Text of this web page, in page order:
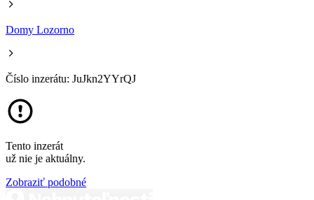
Domy Lozorno
Číslo inzerátu: JuJkn2YYrQJ
Tento inzerát
už nie je aktuálny.
Zobraziť podobné